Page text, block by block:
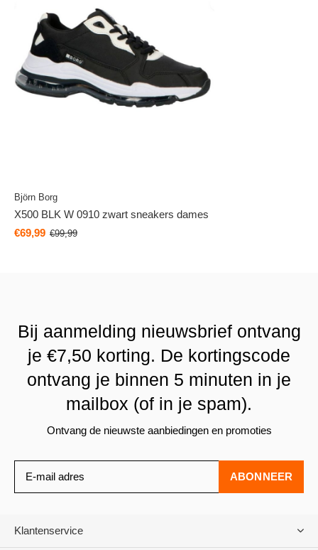
Björn Borg
X500 BLK W 0910 zwart sneakers dames
€69,99 €99,99
Bij aanmelding nieuwsbrief ontvang
je €7,50 korting. De kortingscode
ontvang je binnen 5 minuten in je
mailbox (of in je spam).
Ontvang de nieuwste aanbiedingen en promoties
ABONNEER
Klantenservice